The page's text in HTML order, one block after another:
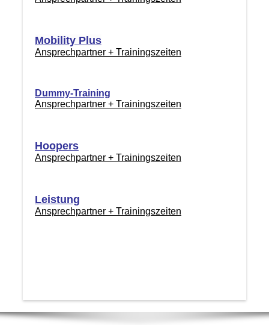
Mobility Plus
Ansprechpartner + Trainingszeiten
Dummy-Training
Ansprechpartner + Trainingszeiten
Hoopers
Ansprechpartner + Trainingszeiten
Leistung
Ansprechpartner + Trainingszeiten